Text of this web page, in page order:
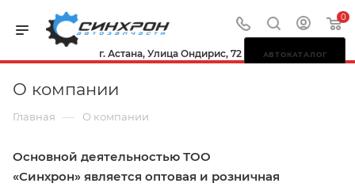
0
г. Астана, Улица Ондирис, 72 АВТОКАТАЛОГ
О компании
Главная — О компании
Основной деятельностью ТОО
«Синхрон» является оптовая и розничная